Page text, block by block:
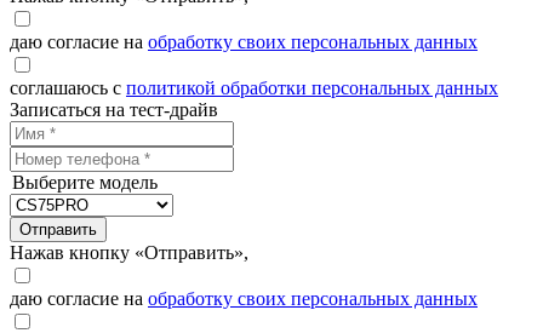
даю согласие на обработку своих персональных данных
соглашаюсь с политикой обработки персональных данных
Записаться на тест-драйв
Выберите модель
Отправить
Нажав кнопку «Отправить»,
даю согласие на обработку своих персональных данных